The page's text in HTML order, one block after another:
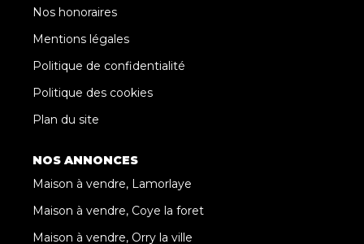
Nos honoraires
Mentions légales
Politique de confidentialité
Politique des cookies
Plan du site
NOS ANNONCES
Maison à vendre, Lamorlaye
Maison à vendre, Coye la foret
Maison à vendre, Orry la ville